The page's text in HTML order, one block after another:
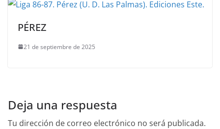
PÉREZ
21 de septiembre de 2025
Deja una respuesta
Tu dirección de correo electrónico no será publicada.